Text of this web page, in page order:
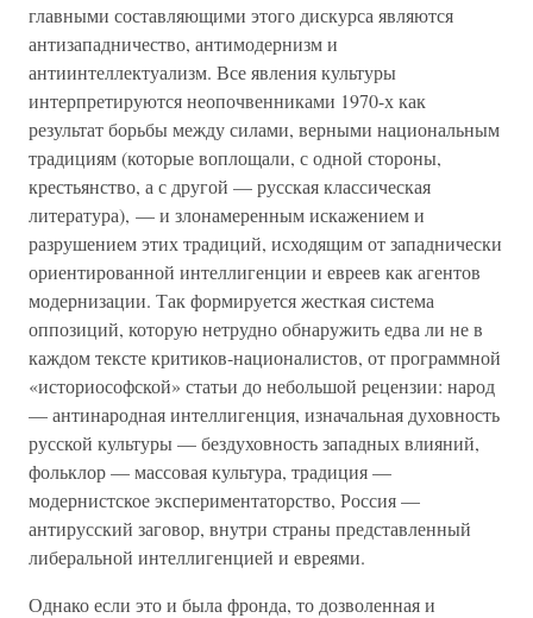
главными составляющими этого дискурса являются
антизападничество, антимодернизм и
антиинтеллектуализм. Все явления культуры
интерпретируются неопочвенниками 1970-х как
результат борьбы между силами, верными национальным
традициям (которые воплощали, с одной стороны,
крестьянство, а с другой — русская классическая
литература), — и злонамеренным искажением и
разрушением этих традиций, исходящим от западнически
ориентированной интеллигенции и евреев как агентов
модернизации. Так формируется жесткая система
оппозиций, которую нетрудно обнаружить едва ли не в
каждом тексте критиков-националистов, от программной
«историософской» статьи до небольшой рецензии: народ
— антинародная интеллигенция, изначальная духовность
русской культуры — бездуховность западных влияний,
фольклор — массовая культура, традиция —
модернистское экспериментаторство, Россия —
антирусский заговор, внутри страны представленный
либеральной интеллигенцией и евреями.
Однако если это и была фронда, то дозволенная и